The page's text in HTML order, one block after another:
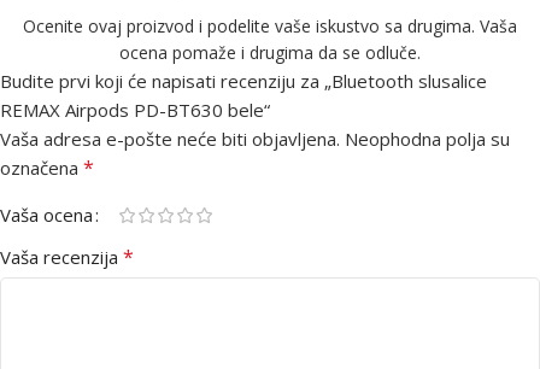
Ocenite ovaj proizvod i podelite vaše iskustvo sa drugima. Vaša
ocena pomaže i drugima da se odluče.
Budite prvi koji će napisati recenziju za „Bluetooth slusalice
REMAX Airpods PD-BT630 bele“
Vaša adresa e-pošte neće biti objavljena. Neophodna polja su
označena *
Vaša ocena
Vaša recenzija *